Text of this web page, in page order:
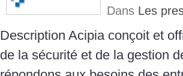
Dans Les
Description Acipia conçoit et
de la sécurité et de la gestion